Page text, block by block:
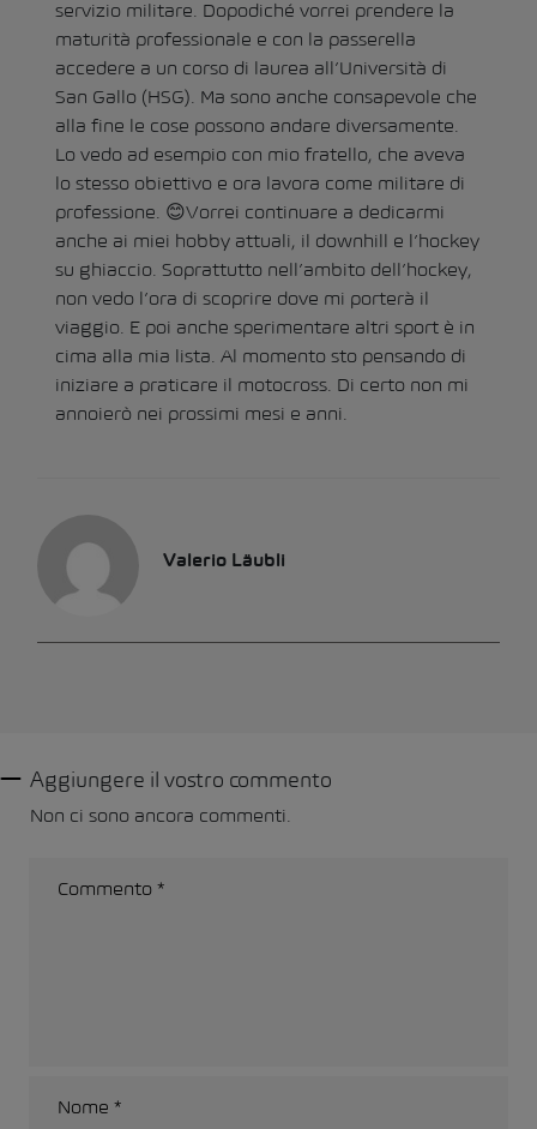
servizio militare. Dopodiché vorrei prendere la
maturità professionale e con la passerella
accedere a un corso di laurea all’Università di
San Gallo (HSG). Ma sono anche consapevole che
alla fine le cose possono andare diversamente.
Lo vedo ad esempio con mio fratello, che aveva
lo stesso obiettivo e ora lavora come militare di
professione. 😊Vorrei continuare a dedicarmi
anche ai miei hobby attuali, il downhill e l’hockey
su ghiaccio. Soprattutto nell’ambito dell’hockey,
non vedo l’ora di scoprire dove mi porterà il
viaggio. E poi anche sperimentare altri sport è in
cima alla mia lista. Al momento sto pensando di
iniziare a praticare il motocross. Di certo non mi
annoierò nei prossimi mesi e anni.
Valerio Läubli
Aggiungere il vostro commento
Non ci sono ancora commenti.